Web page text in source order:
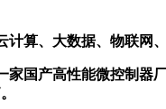
、大数据、物联网、
产高性能微控制器